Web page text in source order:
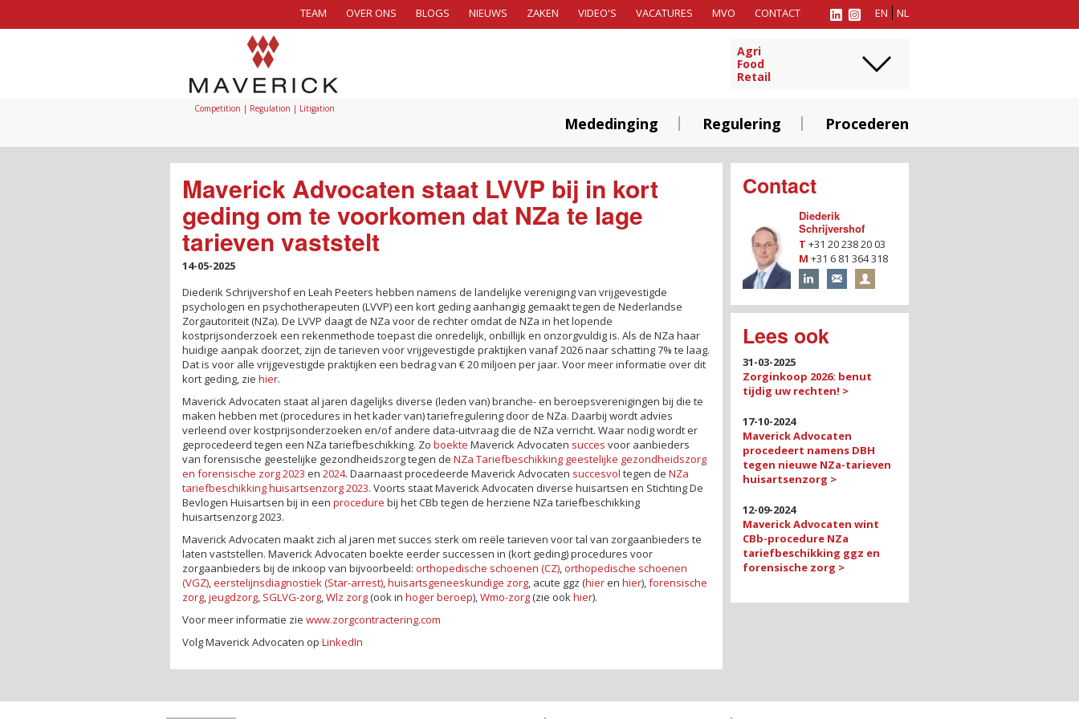
EN NL
TEAM OVER ONS BLOGS NIEUWS ZAKEN VIDEO'S VACATURES MVO CONTACT
Competition | Regulation | Litigation
Agri
Food
Retail
Mededinging Regulering Procederen
Maverick Advocaten staat LVVP bij in kort
geding om te voorkomen dat NZa te lage
tarieven vaststelt
14-05-2025
Diederik Schrijvershof en Leah Peeters hebben namens de landelijke vereniging van vrijgevestigde
psychologen en psychotherapeuten (LVVP) een kort geding aanhangig gemaakt tegen de Nederlandse
Zorgautoriteit (NZa). De LVVP daagt de NZa voor de rechter omdat de NZa in het lopende
kostprijsonderzoek een rekenmethode toepast die onredelijk, onbillijk en onzorgvuldig is. Als de NZa haar
huidige aanpak doorzet, zijn de tarieven voor vrijgevestigde praktijken vanaf 2026 naar schatting 7% te laag.
Dat is voor alle vrijgevestigde praktijken een bedrag van € 20 miljoen per jaar. Voor meer informatie over dit
kort geding, zie hier.
Maverick Advocaten staat al jaren dagelijks diverse (leden van) branche- en beroepsverenigingen bij die te
maken hebben met (procedures in het kader van) tariefregulering door de NZa. Daarbij wordt advies
verleend over kostprijsonderzoeken en/of andere data-uitvraag die de NZa verricht. Waar nodig wordt er
geprocedeerd tegen een NZa tariefbeschikking. Zo boekte Maverick Advocaten succes voor aanbieders
van forensische geestelijke gezondheidszorg tegen de NZa Tariefbeschikking geestelijke gezondheidszorg
en forensische zorg 2023 en 2024. Daarnaast procedeerde Maverick Advocaten succesvol tegen de NZa
tariefbeschikking huisartsenzorg 2023. Voorts staat Maverick Advocaten diverse huisartsen en Stichting De
Bevlogen Huisartsen bij in een procedure bij het CBb tegen de herziene NZa tariefbeschikking
huisartsenzorg 2023.
Maverick Advocaten maakt zich al jaren met succes sterk om reële tarieven voor tal van zorgaanbieders te
laten vaststellen. Maverick Advocaten boekte eerder successen in (kort geding) procedures voor
zorgaanbieders bij de inkoop van bijvoorbeeld: orthopedische schoenen (CZ) orthopedische schoenen
(VGZ) eerstelijnsdiagnostiek (Star-arrest) huisartsgeneeskundige zorg , acute ggz (hieren hier), forensische
zorg jeugdzorg SGLVG-zorg Wlz zorg(ook in hoger beroep), Wmo-zorg(zie ook hier).
Voor meer informatie zie www.zorgcontractering.com
Volg Maverick Advocaten op LinkedIn
Contact
Diederik
Schrijvershof
T +31 20 238 20 03
M +31 6 81 364 318
Lees ook
31-03-2025
Zorginkoop 2026: benut
tijdig uw rechten! >
17-10-2024
Maverick Advocaten
procedeert namens DBH
tegen nieuwe NZa-tarieven
huisartsenzorg >
12-09-2024
Maverick Advocaten wint
CBb-procedure NZa
tariefbeschikking ggz en
forensische zorg >